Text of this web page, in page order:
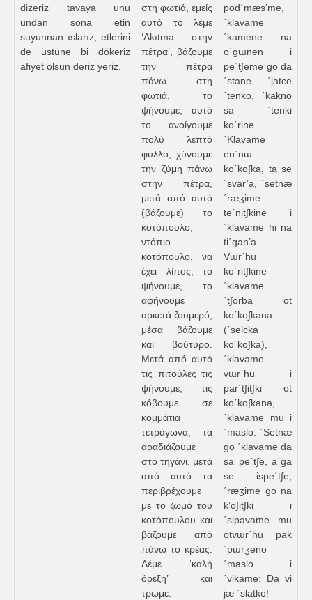
dizeriz tavaya unu
undan sona etin
suyunnan ıslarız, etlerini
de üstüne bi dökeriz
afiyet olsun deriz yeriz.
στη φωτιά, εμείς
αυτό το λέμε
‘Akıtma στην
πέτρα’, βάζουμε
την πέτρα
πάνω στη
φωτιά, το
ψήνουμε, αυτό
το ανοίγουμε
πολύ λεπτό
φύλλο, χύνουμε
την ζύμη πάνω
στην πέτρα,
μετά από αυτό
(βάζουμε) το
κοτόπουλο,
ντόπιο
κοτόπουλο, να
έχει λίπος, το
ψήνουμε, το
αφήνουμε
αρκετά ζουμερό,
μέσα βάζουμε
και βούτυρο.
Μετά από αυτό
τις πιτούλες τις
ψήνουμε, τις
κόβουμε σε
κομμάτια
τετράγωνα, τα
αραδιάζουμε
στο τηγάνι, μετά
από αυτό τα
περιβρέχουμε
με το ζωμό του
κοτόπουλου και
βάζουμε από
πάνω το κρέας.
Λέμε ‘καλή
όρεξη’ και
τρώμε.
pod΄mæs’me,
΄klavame
΄kamene na
o΄gɯnen i
pe΄t∫eme go da
΄stane ΄jatce
΄tenko, ΄kakno
sa ΄tenki
ko΄rine.
΄Klavame
en΄nɯ
ko΄ko∫ka, ta se
΄svar’a, ΄setnæ
΄ræʒime
te΄nit∫kine i
΄klavame hi na
ti΄gan’a.
Vɯr΄hu
ko΄rit∫kine
΄klavame
΄t∫orba ot
ko΄ko∫kana
(΄selcka
ko΄ko∫ka),
΄klavame
vɯr΄hu i
par΄t∫it∫ki ot
ko΄ko∫kana,
΄klavame mu i
΄maslo. ΄Setnæ
go ΄klavame da
sa pe΄t∫e, a΄ga
se ispe΄t∫e,
΄ræʒime go na
k’o∫it∫ki i
΄sipavame mu
otvɯr΄hu pak
΄pɯrʒeno
΄maslo i
΄vikame: Da vi
jæ ΄slatko!